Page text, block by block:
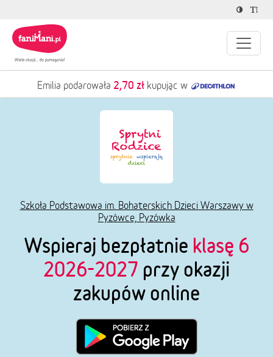
Emilia podarowała 2,70 zł kupując w
Szkoła Podstawowa im. Bohaterskich Dzieci Warszawy w
Pyzówce, Pyzówka
Wspieraj bezpłatnie klasę 6
2026-2027 przy okazji
zakupów online